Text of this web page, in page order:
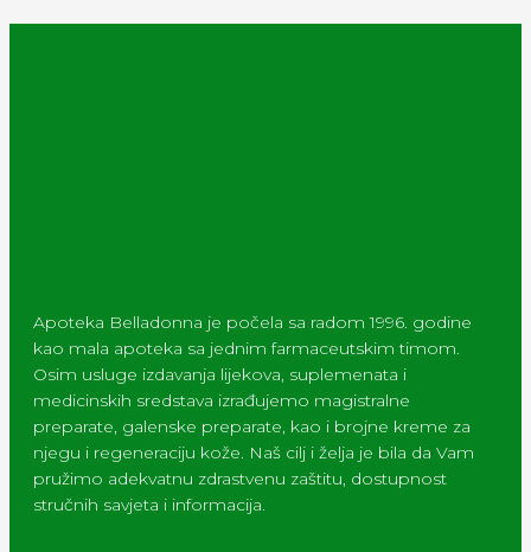
Apoteka Belladonna je počela sa radom 1996. godine
kao mala apoteka sa jednim farmaceutskim timom.
Osim usluge izdavanja lijekova, suplemenata i
medicinskih sredstava izrađujemo magistralne
preparate, galenske preparate, kao i brojne kreme za
njegu i regeneraciju kože. Naš cilj i želja je bila da Vam
pružimo adekvatnu zdrastvenu zaštitu, dostupnost
stručnih savjeta i informacija.